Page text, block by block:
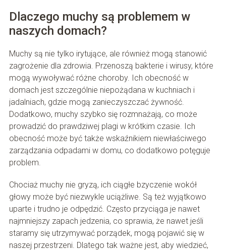
Dlaczego muchy są problemem w
naszych domach?
Muchy są nie tylko irytujące, ale również mogą stanowić
zagrożenie dla zdrowia. Przenoszą bakterie i wirusy, które
mogą wywoływać różne choroby. Ich obecność w
domach jest szczególnie niepożądana w kuchniach i
jadalniach, gdzie mogą zanieczyszczać żywność.
Dodatkowo, muchy szybko się rozmnażają, co może
prowadzić do prawdziwej plagi w krótkim czasie. Ich
obecność może być także wskaźnikiem niewłaściwego
zarządzania odpadami w domu, co dodatkowo potęguje
problem.
Chociaż muchy nie gryzą, ich ciągłe bzyczenie wokół
głowy może być niezwykle uciążliwe. Są też wyjątkowo
uparte i trudno je odpędzić. Często przyciąga je nawet
najmniejszy zapach jedzenia, co sprawia, że nawet jeśli
staramy się utrzymywać porządek, mogą pojawić się w
naszej przestrzeni. Dlatego tak ważne jest, aby wiedzieć,